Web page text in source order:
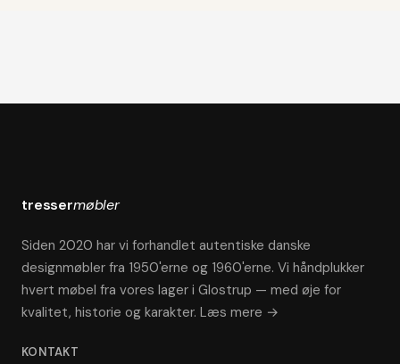
tressermøbler
Siden 2020 har vi forhandlet autentiske danske
designmøbler fra 1950'erne og 1960'erne. Vi håndplukker
hvert møbel fra vores lager i Glostrup — med øje for
kvalitet, historie og karakter. Læs mere →
KONTAKT